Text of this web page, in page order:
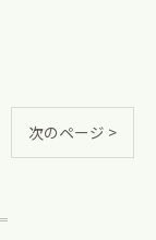
次のページ >